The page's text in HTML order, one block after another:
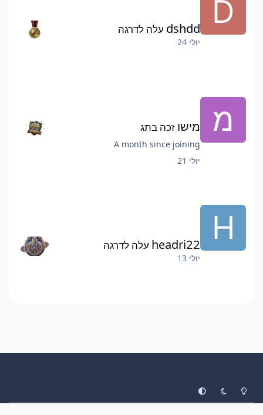
dshdd עלה לדרגה
יולי 24
מישו זכה בתג
A month since joining
יולי 21
headri22 עלה לדרגה
יולי 13
Light Mode
Dark Mode
System Preference